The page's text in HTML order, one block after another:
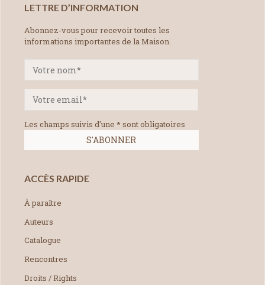
LETTRE D’INFORMATION
Abonnez-vous pour recevoir toutes les
informations importantes de la Maison.
Les champs suivis d'une * sont obligatoires
ACCÈS RAPIDE
À paraître
Auteurs
Catalogue
Rencontres
Droits / Rights